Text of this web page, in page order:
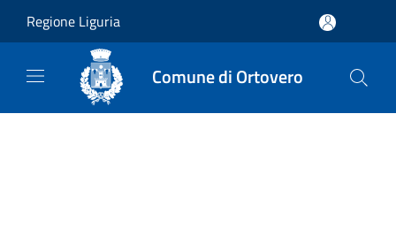
Regione Liguria
Comune di Ortovero